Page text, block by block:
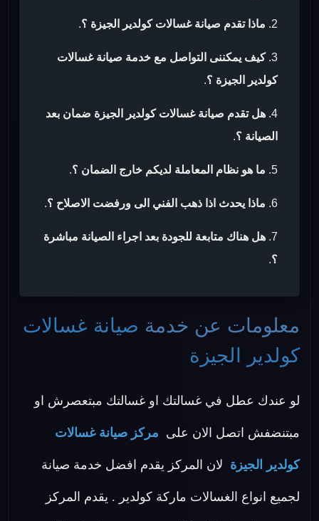
ماذا تقدم صيانة غسالات كولدير الجيزة ؟.
كيف يمكننى التواصل مع خدمة صيانة غسالات
كولدير الجيزة ؟.
هل تقدم صيانة غسالات كولدير الجيزة ضمان بعد
الصيانة ؟.
ما هو نظام المعاملة لديكم خارج الضمان ؟.
ماذا يحدث اذا ذهب الفني الى ورفضت الاصلاح ؟.
هل هناك متابعة للجودة بعد اجراء الصيانة مباشرة
؟.
معلومات عن خدمة صيانة غسالات
كولدير الجيزة
لو عندك عطل في غسالتك او غسالتك مبتعصرش او
مبتنضفش اتصل الان على مركز صيانة غسالات
كولدير الجيزة لان المركز يقدم افضل خدمة صيانة
لجميع انواع الغسالات ماركة كولدير . يقدم المركز